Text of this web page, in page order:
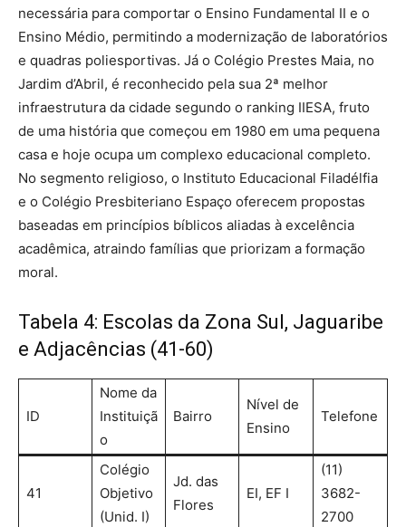
necessária para comportar o Ensino Fundamental II e o
Ensino Médio, permitindo a modernização de laboratórios
e quadras poliesportivas. Já o Colégio Prestes Maia, no
Jardim d’Abril, é reconhecido pela sua 2ª melhor
infraestrutura da cidade segundo o ranking IIESA, fruto
de uma história que começou em 1980 em uma pequena
casa e hoje ocupa um complexo educacional completo.
No segmento religioso, o Instituto Educacional Filadélfia
e o Colégio Presbiteriano Espaço oferecem propostas
baseadas em princípios bíblicos aliadas à excelência
acadêmica, atraindo famílias que priorizam a formação
moral.
Tabela 4: Escolas da Zona Sul, Jaguaribe
e Adjacências (41-60)
ID
Nome da
Instituiçã
o
Bairro
Nível de
Ensino
Telefone
41
Colégio
Objetivo
(Unid. I)
Jd. das
Flores
EI, EF I
(11)
3682-
2700